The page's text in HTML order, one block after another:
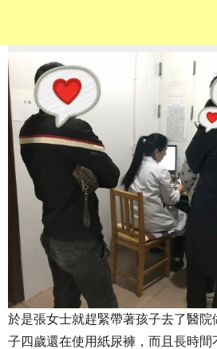
於是張女士就趕緊帶著孩子去了醫
子四歲還在使用紙尿褲，而且長時